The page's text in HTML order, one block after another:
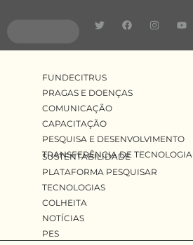
SUSTENTABILIDADE
PLATAFORMA PESQUISAR
TECNOLOGIAS
COLHEITA
NOTÍCIAS
PES
FUNDECITRUS
PRAGAS E DOENÇAS
COMUNICAÇÃO
CAPACITAÇÃO
PESQUISA E DESENVOLVIMENTO
TRANSFERÊNCIA DE TECNOLOGIA